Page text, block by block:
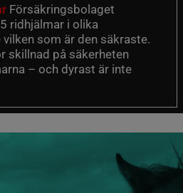
Försäkringsbolaget
ridhjälmar i olika
som är den säkraste.
skillnad på säkerheten
– och dyrast är inte